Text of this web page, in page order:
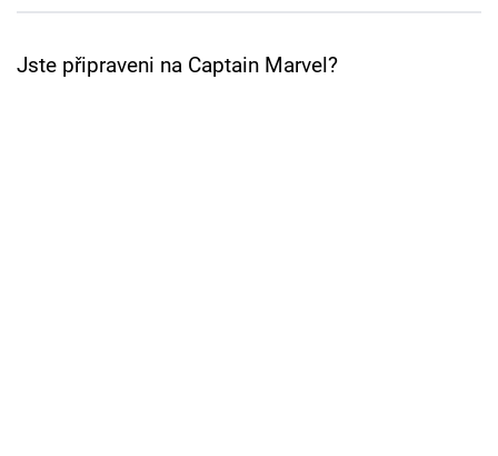
Jste připraveni na Captain Marvel?